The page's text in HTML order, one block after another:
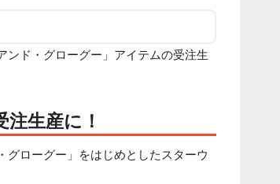
ンド・グローグー」アイテムの受注生
生産に！
グローグー」をはじめとしたスターウ